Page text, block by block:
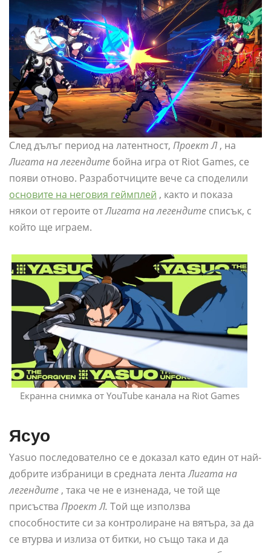
След дълъг период на латентност, Проект Л, на
Лигата на легендите бойна игра от Riot Games, се
появи отново. Разработчиците вече са споделили
основите на неговия геймплей , както и показа
някои от героите отЛигата на легендите списък, с
който ще играем.
Екранна снимка от YouTube канала на Riot Games
Ясуо
Yasuo последователно се е доказал като един от най-
добрите избраници в средната лентаЛигата на
легендите , така че не е изненада, че той ще
присъства Проект Л. Той ще използва
способностите си за контролиране на вятъра, за да
се втурва и излиза от битки, но също така и да